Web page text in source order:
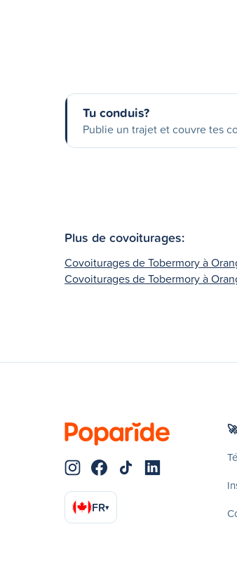
Tu conduis?
Publie un trajet et couvre tes
Plus de covoiturages:
Covoiturages de Tobermory à
Covoiturages de Tobermory à
FR▾